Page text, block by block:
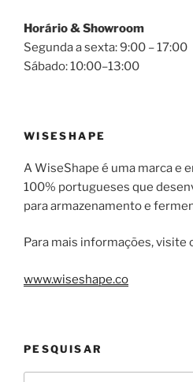
Horário & Showroom
Segunda a sexta: 9:00 – 17:00
Sábado: 10:00–13:00
WISESHAPE
A WiseShape é uma marca e
100% portugueses que
para armazenamento e
Para mais informações, visite
www.wiseshape.co
PESQUISAR